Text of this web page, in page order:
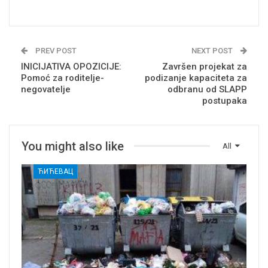
PREV POST
INICIJATIVA OPOZICIJE:
Pomoć za roditelje-
negovatelje
NEXT POST
Završen projekat za
podizanje kapaciteta za
odbranu od SLAPP
postupaka
All
You might also like
ЋИЋЕВАЦ